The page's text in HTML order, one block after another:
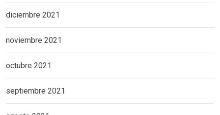
diciembre 2021
noviembre 2021
octubre 2021
septiembre 2021